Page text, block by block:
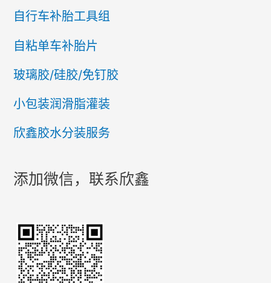
自行车补胎工具组
自粘单车补胎片
玻璃胶/硅胶/免钉胶
小包装润滑脂灌装
欣鑫胶水分装服务
添加微信，联系欣鑫